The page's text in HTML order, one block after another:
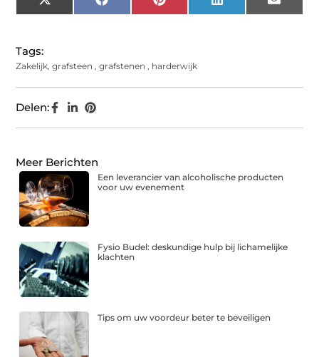
X
(Twitter)
Facebook Pinterest LinkedIn Email
Tags:
Zakelijk,grafsteen ,grafstenen , harderwijk
Delen:
Meer Berichten
Een leverancier van alcoholische producten
voor uw evenement
Fysio Budel: deskundige hulp bij lichamelijke
klachten
Tips om uw voordeur beter te beveiligen